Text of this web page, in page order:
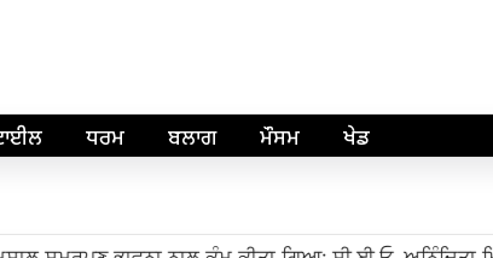
ਧਰਮ ਬਲਾਗ ਮੌਸਮ ਖੇਡ